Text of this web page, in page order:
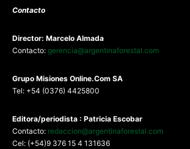
Contacto
Director: Marcelo Almada
Contacto: gerencia@argentinaforestal.com
Grupo Misiones Online.Com SA
Tel: +54 (0376) 4425800
Editora/periodista : Patricia Escobar
Contacto: redaccion@argentinaforestal.com
Cel: (+54)9 376 15 4 131636